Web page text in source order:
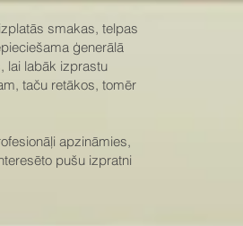
smakas, telpas
ģenerālā
lai labāk izprastu
taču retākos, tomēr
apzināmies,
pušu izpratni